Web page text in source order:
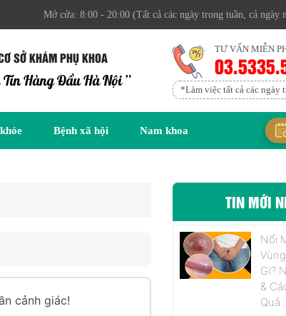
Mở cửa: 8:00 - 20:00 (Tất cả các ngày trong tuần, cả ngày
SỞ KHÁM PHỤ KHOA
Hàng Đầu Hà Nội ”
TƯ VẤN MIỄN
*Làm việc tất cả các ngày
Bệnh xã hội Nam khoa
cảnh giác!
TIN MỚI
Nổi
Gì?
&
Quả